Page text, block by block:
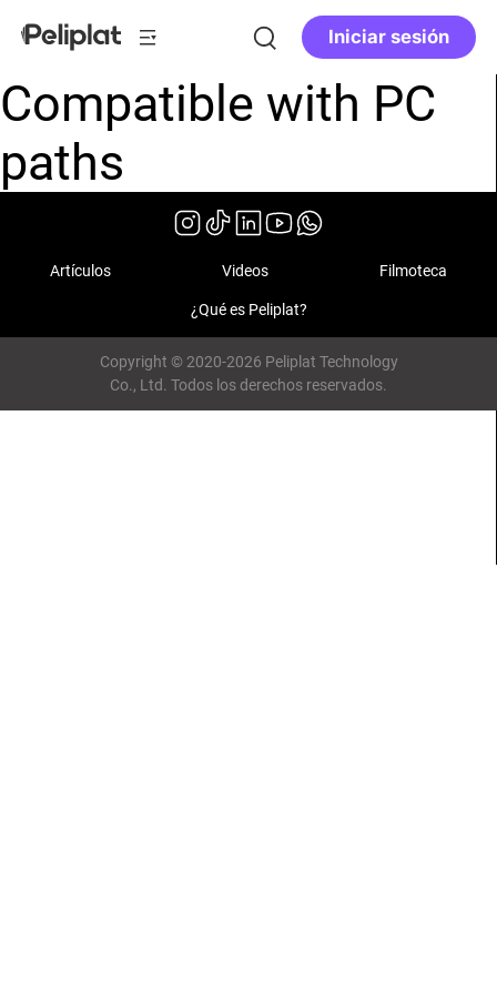
Iniciar sesión
Compatible with PC
paths
Artículos Videos Filmoteca
¿Qué es Peliplat?
Copyright © 2020-2026 Peliplat Technology
Co., Ltd. Todos los derechos reservados.